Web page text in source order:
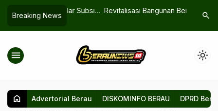
Breaking News
Batu Bara
Revitalisasi Bangunan Bersejarah,
SPPG
search
menu light_mode
home Advertorial Berau DISKOMINFO BERAU DPRD